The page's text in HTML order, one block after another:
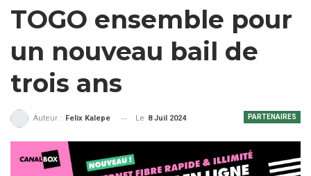
TOGO ensemble pour
un nouveau bail de
trois ans
PARTENAIRES
Auteur : Felix Kalepe Le 8 Juil 2024